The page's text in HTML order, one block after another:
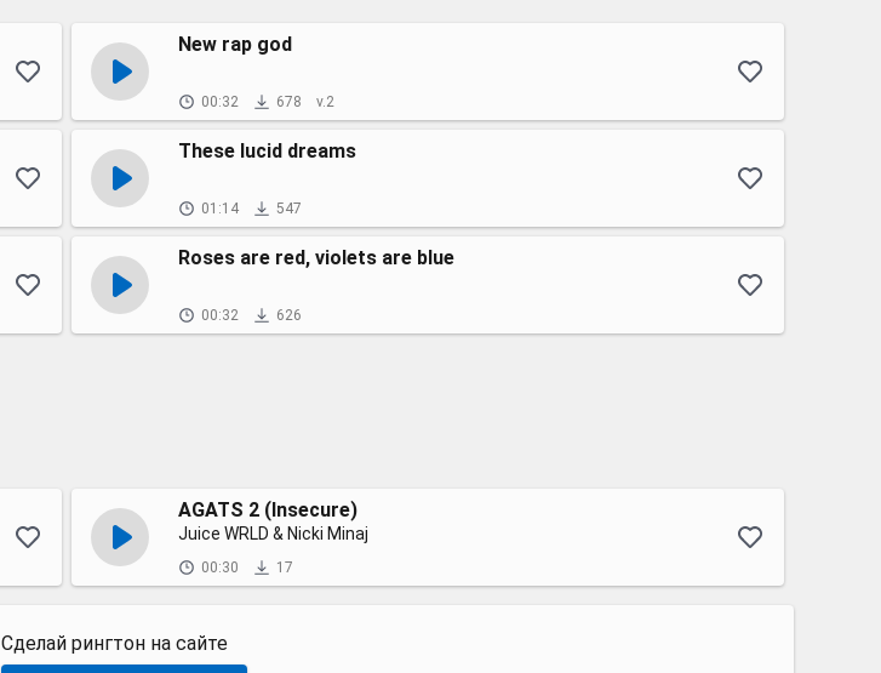
New rap god
00:32 678 v.2
These lucid dreams
01:14 547
Roses are red, violets are blue
00:32 626
AGATS 2 (Insecure)
Juice WRLD & Nicki Minaj
00:30 17
Сделай рингтон на сайте